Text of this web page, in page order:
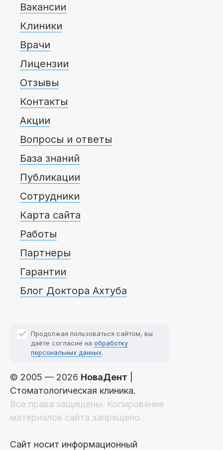
Вакансии
Клиники
Врачи
Лицензии
Отзывы
Контакты
Акции
Вопросы и ответы
База знаний
Публикации
Сотрудники
Карта сайта
Работы
Партнеры
Гарантии
Блог Доктора Ахтуба
Продолжая пользоваться сайтом, вы
даёте согласие на обработку
персональных данных.
© 2005 — 2026 НоваДент
Стоматологическая клиника.
Все права защищены. Копирование
материалов сайта запрещено.
Сайт носит информационный